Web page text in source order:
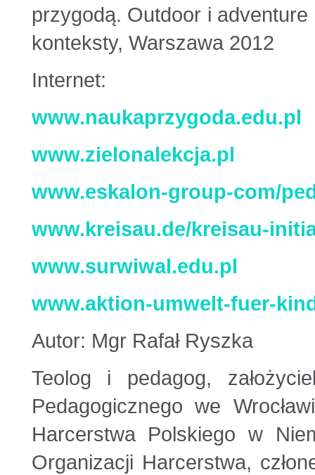
przygodą. Outdoor i
konteksty, Warszawa 2012
Internet:
www.naukaprzygoda.edu.pl
www.zielonalekcja.pl
www.eskalon-group-com/
www.kreisau.de/kreisau-
www.surwiwal.edu.pl
www.aktion-umwelt-fuer-
Autor: Mgr Rafał Ryszka
Teolog i pedagog,
Pedagogicznego we
Harcerstwa Polskiego w
Organizacji Harcerstwa,